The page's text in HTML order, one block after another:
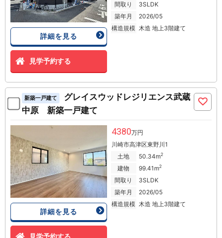
詳細を見る
見学予約する
間取り
3SLDK
築年月
2026/05
構造規模 木造 地上3階建て
新築一戸建て
グレイスウッドレジリエンス武蔵
中原 新築一戸建て
詳細を見る
見学予約する
4380万円
川崎市高津区東野川1
土地
50.34m2
建物 99.41m2
間取り
3SLDK
築年月
2026/05
構造規模 木造 地上3階建て